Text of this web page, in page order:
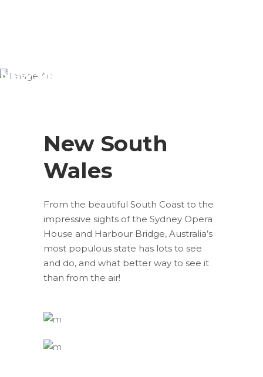
New South Wales
New South
Wales
From the beautiful South Coast to the
impressive sights of the Sydney Opera
House and Harbour Bridge, Australia’s
most populous state has lots to see
and do, and what better way to see it
than from the air!